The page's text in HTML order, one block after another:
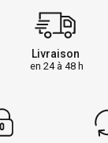
Livraison
en 24 à 48 h